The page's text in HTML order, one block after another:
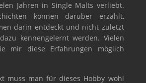
Jahren in Single Malts verliebt.
können darüber erzählt,
darin entdeckt und nicht zuletzt
kennengelernt werden. Vielen
mir diese Erfahrungen möglich
muss man für dieses Hobby wohl